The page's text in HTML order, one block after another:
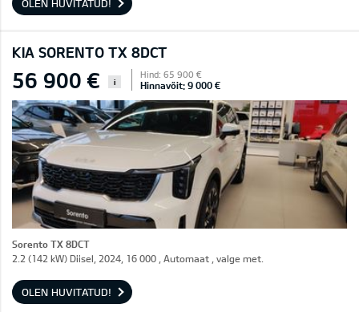
OLEN HUVITATUD!
KIA SORENTO TX 8DCT
56 900 € i
Hind: 65 900 €
Hinnavõit: 9 000 €
Sorento TX 8DCT
2.2 (142 kW) Diisel, 2024, 16 000 , Automaat , valge met.
OLEN HUVITATUD!